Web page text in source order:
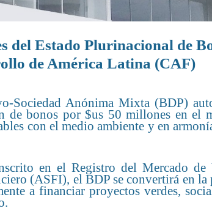
del Estado Plurinacional de
de América Latina (CAF)
Sociedad Anónima Mixta (BDP)
de bonos por $us 50 millones en el
con el medio ambiente y en
en el Registro del Mercado de
(ASFI), el BDP se convertirá en la
a financiar proyectos verdes,